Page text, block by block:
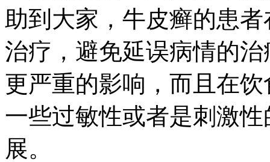
助到大家，牛皮癣的患
治疗，避免延误病情的
更严重的影响，而且在
一些过敏性或者是刺激
展。